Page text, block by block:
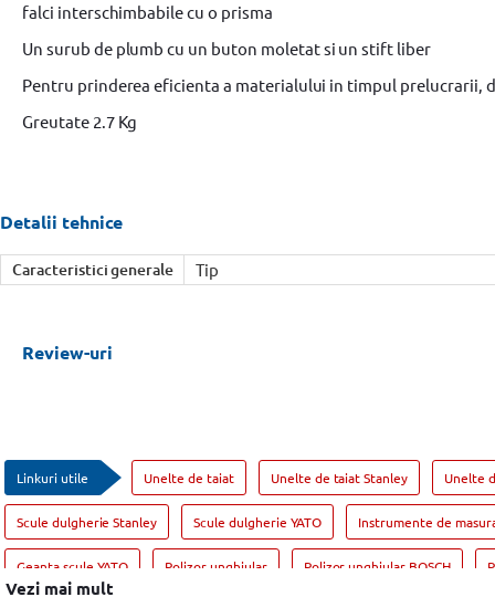
falci interschimbabile cu o prisma
Un surub de plumb cu un buton moletat si un stift liber
Pentru prinderea eficienta a materialului in timpul prelucrarii,
Greutate 2.7 Kg
Detalii tehnice
Caracteristici generale Tip
Review-uri
Linkuri utile Unelte de taiat Unelte de taiat Stanley Unelte
Scule dulgherie Stanley Scule dulgherie YATO Instrumente de
Geanta scule YATO Polizor unghiular Polizor unghiular BOSCH
Vezi mai mult